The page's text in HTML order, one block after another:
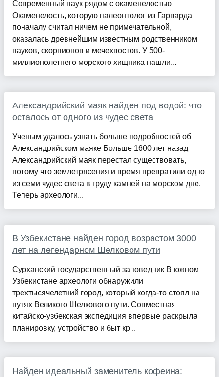
Современный паук рядом с окаменелостью
Окаменелость, которую палеонтолог из Гарварда
поначалу считал ничем не примечательной,
оказалась древнейшим известным родственником
пауков, скорпионов и мечехвостов. У 500-
миллионолетнего морского хищника нашли...
Александрийский маяк найден под водой: что
осталось от одного из чудес света
Ученым удалось узнать больше подробностей об
Александрийском маяке Больше 1600 лет назад
Александрийский маяк перестал существовать,
потому что землетрясения и время превратили одно
из семи чудес света в груду камней на морском дне.
Теперь археологи...
В Узбекистане найден город возрастом 3000
лет на легендарном Шелковом пути
Сурханский государственный заповедник В южном
Узбекистане археологи обнаружили
трехтысячелетний город, который когда-то стоял на
путях Великого Шелкового пути. Совместная
китайско-узбекская экспедиция впервые раскрыла
планировку, устройство и быт кр...
Найден идеальный заменитель кофеина: